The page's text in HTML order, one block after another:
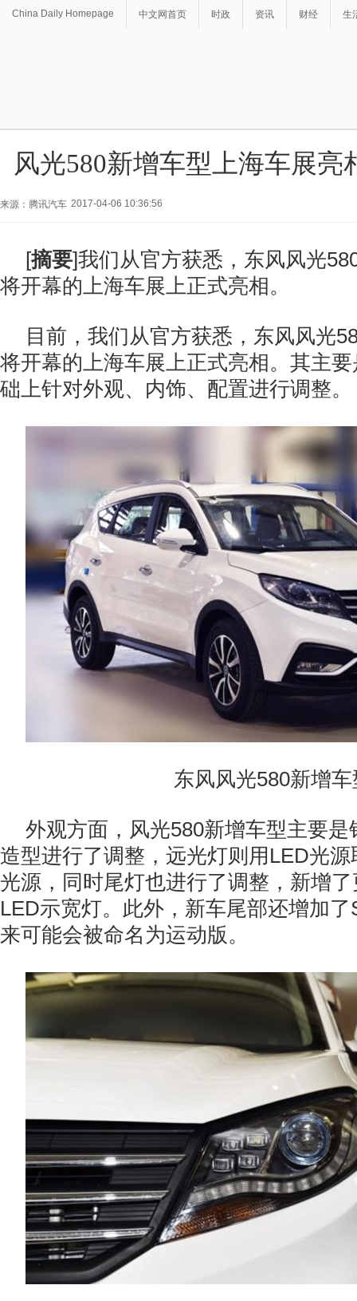
China Daily Homepage 中文网首页 时政 资讯 财经 生
风光580新增车型上海车展亮
来源：腾讯汽车 2017-04-06 10:36:56
[摘要]我们从官方获悉，东风风光
将开幕的上海车展上正式亮相。
目前，我们从官方获悉，东风风光
将开幕的上海车展上正式亮相。其主
础上针对外观、内饰、配置进行调整。
东风风光580新增车
外观方面，风光580新增车型主要
造型进行了调整，远光灯则用LED光
光源，同时尾灯也进行了调整，新增
LED示宽灯。此外，新车尾部还增加
来可能会被命名为运动版。